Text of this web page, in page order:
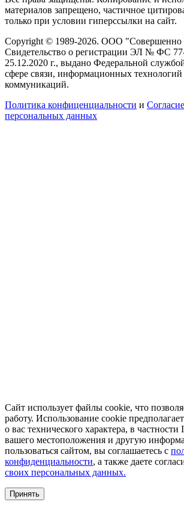
материалов запрещено, частичное
только при условии гиперссылки на сайт.
Copyright © 1989-2026. ООО "Совершенно
Свидетельство о регистрации ЭЛ № ФС
25.12.2020 г., выдано Федеральной
сфере связи, информационных
коммуникаций.
Политика конфиценциальности и
персональных данных
Сайт использует файлы cookie, что
работу. Использование cookie
о вас технического характера, в частности
вашего местоположения и другую
пользоваться сайтом, вы соглашаетесь с
конфиденциальности, а также даете
своих персональных данных.
Принять